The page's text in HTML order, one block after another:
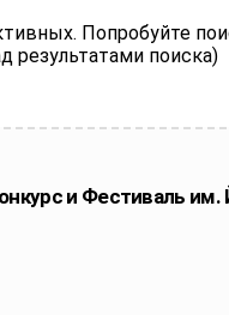
Попробуйте
результатами поиска)
и Фестиваль им.